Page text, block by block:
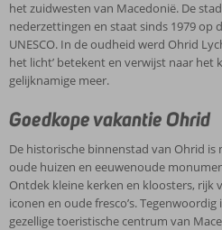
prachtige parel gekweekt in het meer.
wordt onder andere gelet op de
eetgelegenheden en eventuele
het zuidwesten van Macedonië. De
nederzettingen en staat sinds 1979 op
UNESCO. In de oudheid werd Ohrid
het licht’ betekent en verwijst naar het
gelijknamige meer.
Goedkope vakantie Ohrid
De historische binnenstad van Ohrid is
oude huizen en eeuwenoude
Ontdek kleine kerken en kloosters, rijk
iconen en oude fresco’s.
gezellige toeristische centrum van